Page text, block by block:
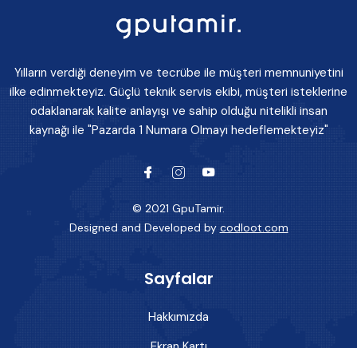
Yılların verdiği deneyim ve tecrübe ile müşteri memnuniyetini
ilke edinmekteyiz. Güçlü teknik servis ekibi, müşteri isteklerine
odaklanarak kalite anlayışı ve sahip olduğu nitelikli insan
kaynağı ile "Pazarda 1 Numara Olmayı hedeflemekteyiz"
© 2021 GpuTamir.
Designed and Developed by codloot.com
Sayfalar
Hakkımızda